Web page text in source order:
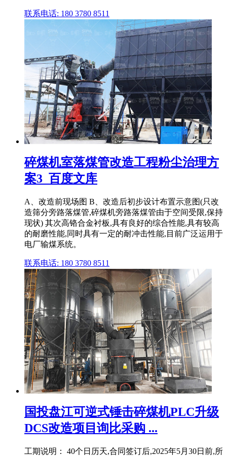
联系电话: 180 3780 8511
碎煤机室落煤管改造工程粉尘治理方
案3_百度文库
A、改造前现场图 B、改造后初步设计布置示意图(只改
造筛分旁路落煤管,碎煤机旁路落煤管由于空间受限,保持
现状) 其次高铬合金衬板,具有良好的综合性能,具有较高
的耐磨性能,同时具有一定的耐冲击性能,目前广泛运用于
电厂输煤系统。
联系电话: 180 3780 8511
国投盘江可逆式锤击碎煤机PLC升级
DCS改造项目询比采购 ...
工期说明： 40个日历天,合同签订后,2025年5月30日前,所